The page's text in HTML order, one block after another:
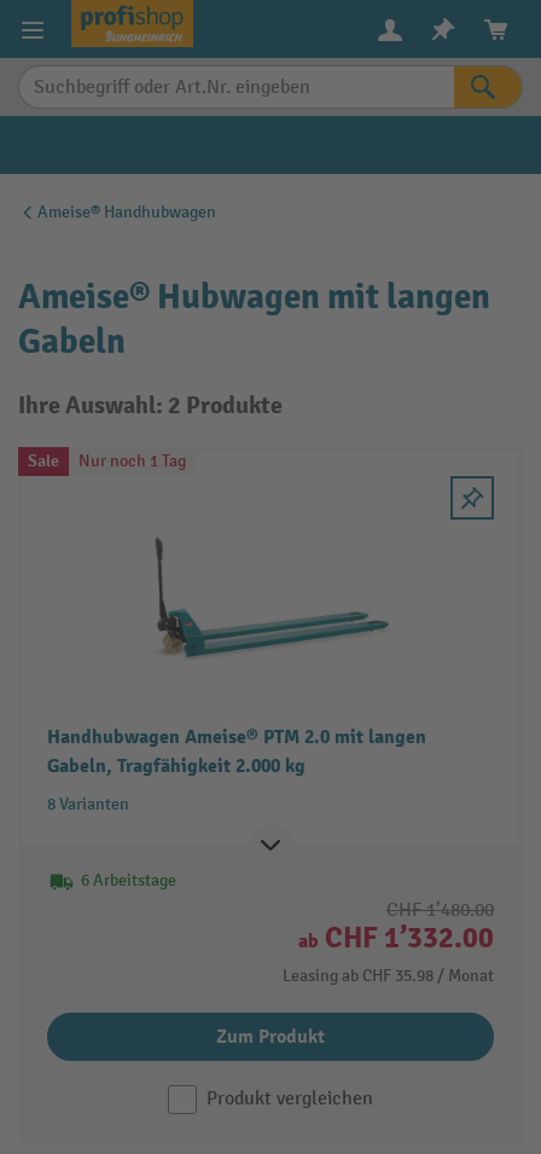
springen
Ameise® Handhubwagen
Ameise® Hubwagen mit langen
Gabeln
Ihre Auswahl: 2 Produkte
Sale Nur noch 1 Tag
Handhubwagen Ameise® PTM 2.0 mit langen
Gabeln, Tragfähigkeit 2.000 kg
8 Varianten
6 Arbeitstage
CHF 1’480.00
ab CHF 1’332.00
Leasing ab CHF 35.98 / Monat
Zum Produkt
Produkt vergleichen